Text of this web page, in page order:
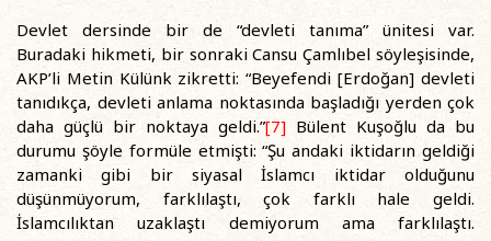
Devlet dersinde bir de “devleti tanıma” ünitesi var.
Buradaki hikmeti, bir sonraki Cansu Çamlıbel söyleşisinde,
AKP’li Metin Külünk zikretti: “Beyefendi [Erdoğan] devleti
tanıdıkça, devleti anlama noktasında başladığı yerden çok
daha güçlü bir noktaya geldi.”[7] Bülent Kuşoğlu da bu
durumu şöyle formüle etmişti: “Şu andaki iktidarın geldiği
zamanki gibi bir siyasal İslamcı iktidar olduğunu
düşünmüyorum, farklılaştı, çok farklı hale geldi.
İslamcılıktan uzaklaştı demiyorum ama farklılaştı.